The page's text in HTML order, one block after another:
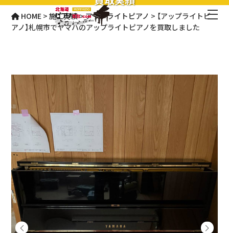
HOME >施工実績>アップライトピアノ > 【アップライトピ
アノ】札幌市でヤマハのアップライトピアノを買取しました